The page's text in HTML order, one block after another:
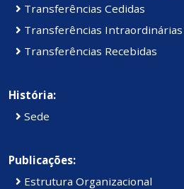
Transferências Cedidas
Transferências Intraordinárias
Transferências Recebidas
História:
Sede
Publicações:
Estrutura Organizacional